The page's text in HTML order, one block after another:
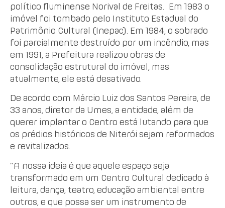
político fluminense Norival de Freitas. Em 1983 o
imóvel foi tombado pelo Instituto Estadual do
Patrimônio Cultural (Inepac). Em 1984, o sobrado
foi parcialmente destruído por um incêndio, mas
em 1991, a Prefeitura realizou obras de
consolidação estrutural do imóvel, mas
atualmente, ele está desativado.
De acordo com Márcio Luiz dos Santos Pereira, de
33 anos, diretor da Umes, a entidade, além de
querer implantar o Centro está lutando para que
os prédios históricos de Niterói sejam reformados
e revitalizados.
“A nossa ideia é que aquele espaço seja
transformado em um Centro Cultural dedicado à
leitura, dança, teatro, educação ambiental entre
outros, e que possa ser um instrumento de